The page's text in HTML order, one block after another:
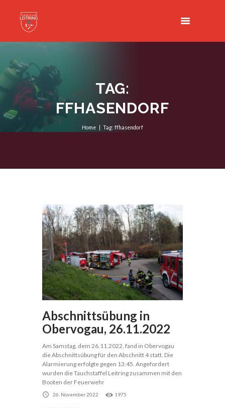
TAG:
FFHASENDORF
Home Tag: ffhasendorf
Abschnittsübung in
Obervogau, 26.11.2022
Am Samstag, dem 26.11.2022, fand in Obervogau
die Abschnittsübung für den Abschnitt 4 statt. Die
Alarmierung erfolgte gegen 13:45. Angefordert
wurden die Tauchstaffel Leitring zusammen mit den
Booten der Feuerwehr
26. November 2022 1975